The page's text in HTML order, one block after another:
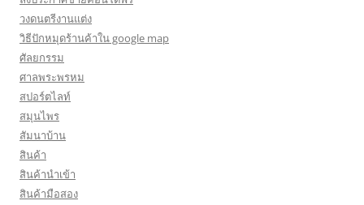
วงดนตรีงานแต่ง
วิธีปักหมุดร้านค้าใน google map
ศัลยกรรม
ศาลพระพรหม
สปอร์ตไลท์
สมุนไพร
สัมนาบ้าน
สินค้า
สินค้านำเข้า
สินค้ามือสอง